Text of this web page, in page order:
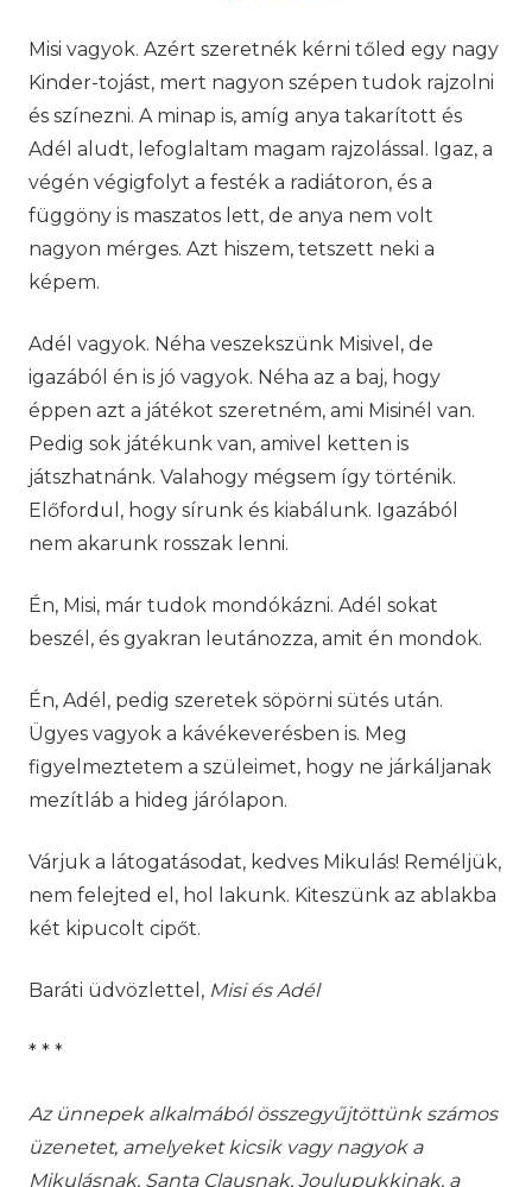
Misi vagyok. Azért szeretnék kérni tőled egy nagy
Kinder-tojást, mert nagyon szépen tudok rajzolni
és színezni. A minap is, amíg anya takarított és
Adél aludt, lefoglaltam magam rajzolással. Igaz, a
végén végigfolyt a festék a radiátoron, és a
függöny is maszatos lett, de anya nem volt
nagyon mérges. Azt hiszem, tetszett neki a
képem.
Adél vagyok. Néha veszekszünk Misivel, de
igazából én is jó vagyok. Néha az a baj, hogy
éppen azt a játékot szeretném, ami Misinél van.
Pedig sok játékunk van, amivel ketten is
játszhatnánk. Valahogy mégsem így történik.
Előfordul, hogy sírunk és kiabálunk. Igazából
nem akarunk rosszak lenni.
Én, Misi, már tudok mondókázni. Adél sokat
beszél, és gyakran leutánozza, amit én mondok.
Én, Adél, pedig szeretek söpörni sütés után.
Ügyes vagyok a kávékeverésben is. Meg
figyelmeztetem a szüleimet, hogy ne járkáljanak
mezítláb a hideg járólapon.
Várjuk a látogatásodat, kedves Mikulás! Reméljük,
nem felejted el, hol lakunk. Kiteszünk az ablakba
két kipucolt cipőt.
Baráti üdvözlettel, Misi és Adél
* * *
Az ünnepek alkalmából összegyűjtöttünk számos
üzenetet, amelyeket kicsik vagy nagyok a
Mikulásnak, Santa Clausnak, Joulupukkinak, a